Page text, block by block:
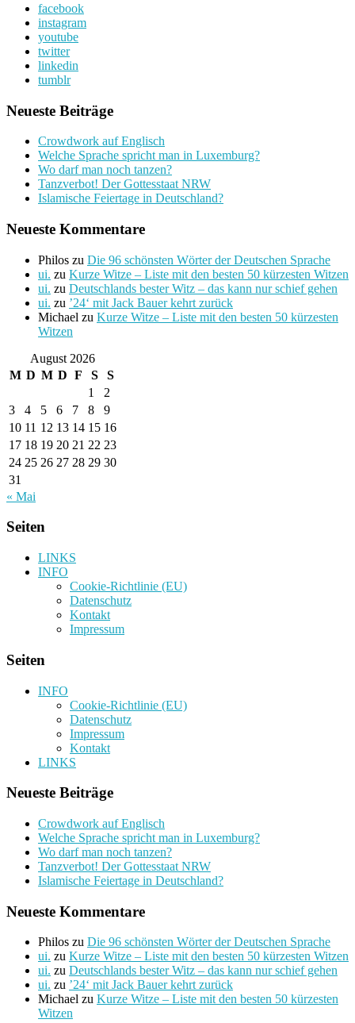
facebook
instagram
youtube
twitter
linkedin
tumblr
Neueste Beiträge
Crowdwork auf Englisch
Welche Sprache spricht man in Luxemburg?
Wo darf man noch tanzen?
Tanzverbot! Der Gottesstaat NRW
Islamische Feiertage in Deutschland?
Neueste Kommentare
Philos zu Die 96 schönsten Wörter der Deutschen Sprache
ui. zu Kurze Witze – Liste mit den besten 50 kürzesten Witzen
ui. zu Deutschlands bester Witz – das kann nur schief gehen
ui. zu ’24‘ mit Jack Bauer kehrt zurück
Michael zu Kurze Witze – Liste mit den besten 50 kürzesten
Witzen
August 2026
M D M D F S
S
1
2
3
4 5 6 7 8
9
10 11 12 13 14 15 16
17 18 19 20 21 22 23
24 25 26 27 28 29 30
31
« Mai
Seiten
LINKS
INFO
Cookie-Richtlinie (EU)
Datenschutz
Kontakt
Impressum
Seiten
INFO
Cookie-Richtlinie (EU)
Datenschutz
Impressum
Kontakt
LINKS
Neueste Beiträge
Crowdwork auf Englisch
Welche Sprache spricht man in Luxemburg?
Wo darf man noch tanzen?
Tanzverbot! Der Gottesstaat NRW
Islamische Feiertage in Deutschland?
Neueste Kommentare
Philos zu Die 96 schönsten Wörter der Deutschen Sprache
ui. zu Kurze Witze – Liste mit den besten 50 kürzesten Witzen
ui. zu Deutschlands bester Witz – das kann nur schief gehen
ui. zu ’24‘ mit Jack Bauer kehrt zurück
Michael zu Kurze Witze – Liste mit den besten 50 kürzesten
Witzen